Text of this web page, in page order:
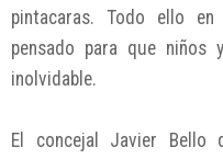
pintacaras. Todo ello
pensado para que niños
inolvidable.
El concejal Javier